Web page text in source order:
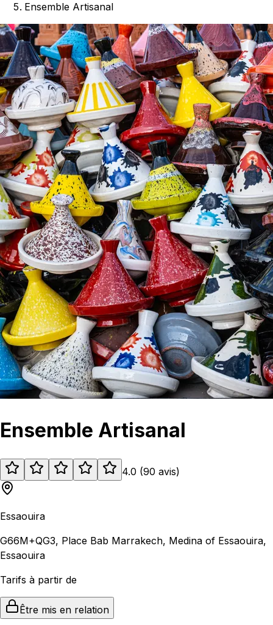
Ensemble Artisanal
Ensemble Artisanal
4.0 (90 avis)
Essaouira
G66M+QG3, Place Bab Marrakech, Medina of Essaouira,
Essaouira
Tarifs à partir de
Être mis en relation